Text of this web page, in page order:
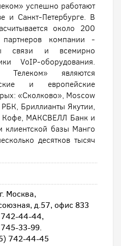
успешно работают
и Санкт-Петербурге. В
около 200
партнеров компании -
связи и всемирно
VoIP-оборудования.
Телеком» являются
и европейские
«Сколково», Moscow
Бриллианты Якутии,
Кофе, МАКСВЕЛЛ Банк и
клиентской базы Манго
десятков тысяч
Москва,
д.57, офис 833
44-44,
33-99.
742-44-45